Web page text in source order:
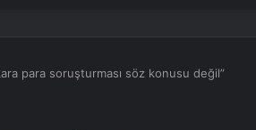
para soruşturması söz konusu değil”